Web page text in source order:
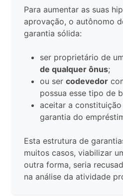
Para aumentar as suas
aprovação, o autônomo
garantia sólida:
ser proprietário de
de qualquer ônus;
ou ser codevedor
possua esse tipo de
aceitar a
garantia do
Esta estrutura de
muitos casos, viabilizar
outra forma, seria
na análise da atividade